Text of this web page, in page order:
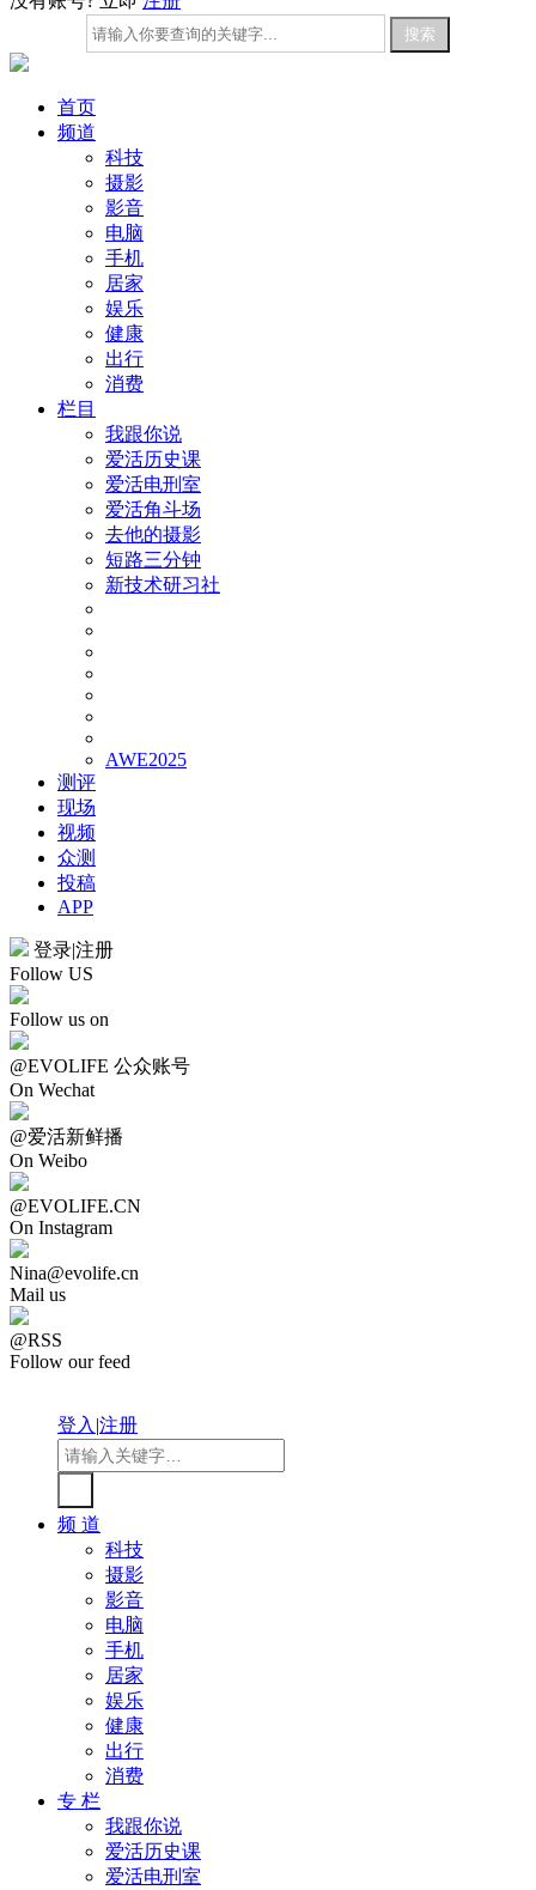
首页
频道
科技
摄影
影音
电脑
手机
居家
娱乐
健康
出行
消费
栏目
我跟你说
爱活历史课
爱活电刑室
爱活角斗场
去他的摄影
短路三分钟
新技术研习社
AWE2025
测评
现场
视频
众测
投稿
APP
登录|注册
Follow US
Follow us on
@EVOLIFE 公众账号
On Wechat
@爱活新鲜播
On Weibo
@EVOLIFE.CN
On Instagram
Nina@evolife.cn
Mail us
@RSS
Follow our feed
登入|注册
频 道
科技
摄影
影音
电脑
手机
居家
娱乐
健康
出行
消费
专 栏
我跟你说
爱活历史课
爱活电刑室